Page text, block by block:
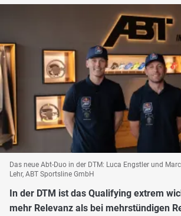
Das neue Abt-Duo in der DTM: Luca Engstler und
Lehr, ABT Sportsline GmbH
In der DTM ist das Qualifying extrem
mehr Relevanz als bei mehrstündigen